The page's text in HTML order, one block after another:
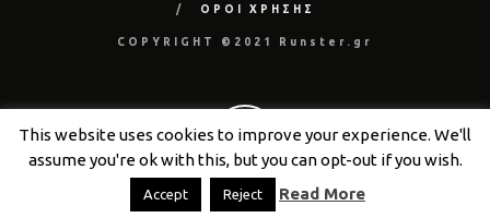
ΟΡΟΙ ΧΡΗΣΗΣ
COPYRIGHT ©2021 Runster.gr
This website uses cookies to improve your experience. We'll
assume you're ok with this, but you can opt-out if you wish.
Accept Reject Read More